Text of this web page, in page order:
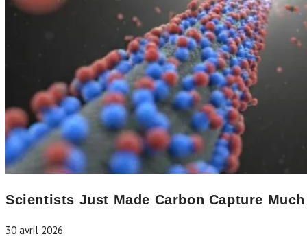
Scientists Just Made Carbon Capture
30 avril 2026